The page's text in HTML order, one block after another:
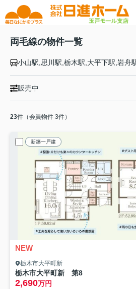
両毛線の物件一覧
販売中
23件（会員物件 3件）
新築一戸建
NEW
栃木市大平町新
栃木市大平町新 第8
2,690万円